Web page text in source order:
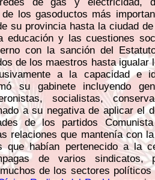
los gasoductos más
su provincia hasta la ciudad
educación y las cuestiones
con la sanción del
de los maestros hasta igualar
a la capacidad e
su gabinete incluyendo
socialistas,
a su negativa de aplicar el
de los partidos
relaciones que mantenía con
que habían pertenecido a la
de varios sindicatos,
de los sectores